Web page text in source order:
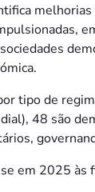
melhorias
tipo de
48 são
em 2025 às